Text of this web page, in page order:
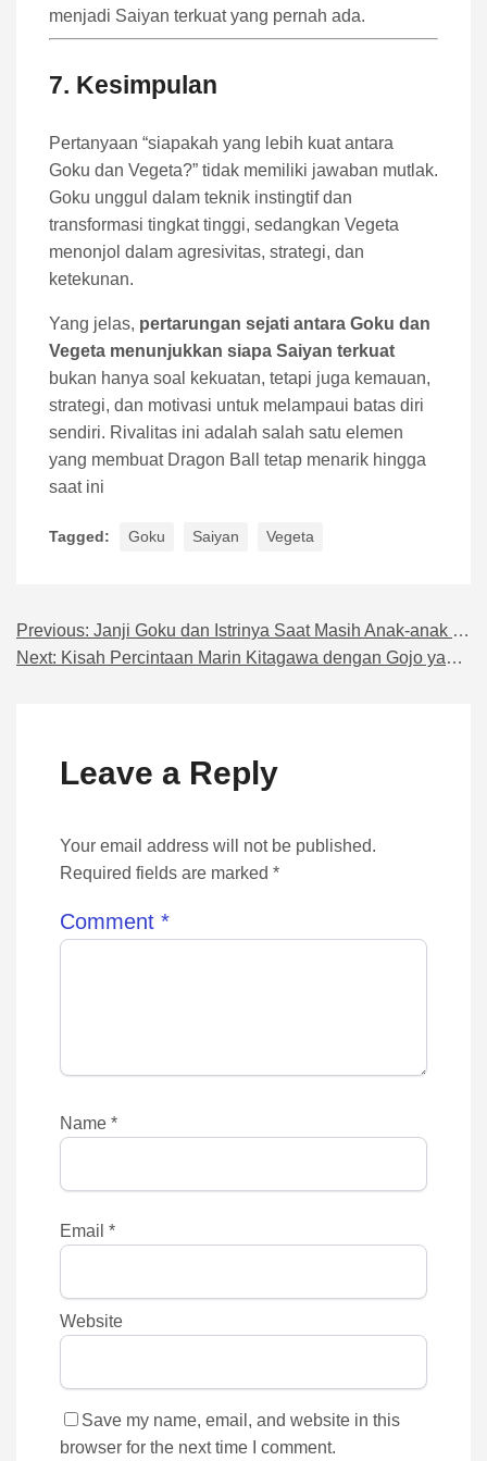
menjadi Saiyan terkuat yang pernah ada.
7. Kesimpulan
Pertanyaan “siapakah yang lebih kuat antara
Goku dan Vegeta?” tidak memiliki jawaban mutlak.
Goku unggul dalam teknik instingtif dan
transformasi tingkat tinggi, sedangkan Vegeta
menonjol dalam agresivitas, strategi, dan
ketekunan.
Yang jelas, pertarungan sejati antara Goku dan
Vegeta menunjukkan siapa Saiyan terkuat
bukan hanya soal kekuatan, tetapi juga kemauan,
strategi, dan motivasi untuk melampaui batas diri
sendiri. Rivalitas ini adalah salah satu elemen
yang membuat Dragon Ball tetap menarik hingga
saat ini
Tagged: Goku Saiyan Vegeta
Navigasi pos
Previous: Janji Goku dan Istrinya Saat Masih Anak-anak yang Mengharukan
Next: Kisah Percintaan Marin Kitagawa dengan Gojo yang Romantis
Leave a Reply
Your email address will not be published.
Required fields are marked *
Comment *
Name *
Email *
Website
Save my name, email, and website in this
browser for the next time I comment.